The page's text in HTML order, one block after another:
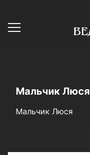
Мальчик Люся
Мальчик Люся